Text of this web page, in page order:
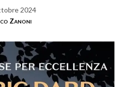
2024
Zanoni